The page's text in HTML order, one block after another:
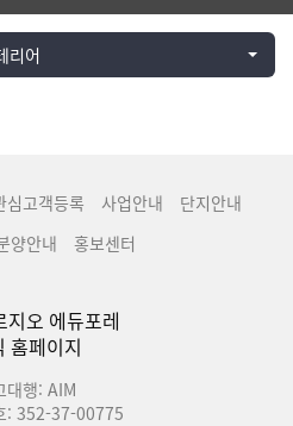
리어
심고객등록 사업안내
단지안내
양안내 홍보센터
지오 에듀포레
홈페이지
대행: AIM
: 352-37-00775